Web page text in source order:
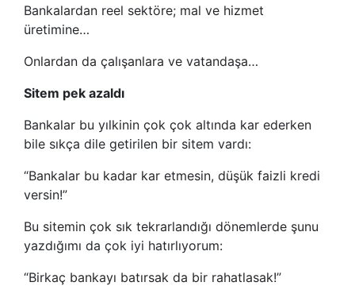
Bankalardan reel sektöre; mal ve hizmet
üretimine…
Onlardan da çalışanlara ve vatandaşa…
Sitem pek azaldı
Bankalar bu yılkinin çok çok altında kar ederken
bile sıkça dile getirilen bir sitem vardı:
“Bankalar bu kadar kar etmesin, düşük faizli kredi
versin!”
Bu sitemin çok sık tekrarlandığı dönemlerde şunu
yazdığımı da çok iyi hatırlıyorum:
“Birkaç bankayı batırsak da bir rahatlasak!”